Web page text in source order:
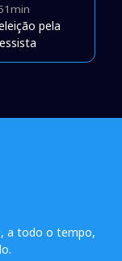
pela
a todo o tempo,